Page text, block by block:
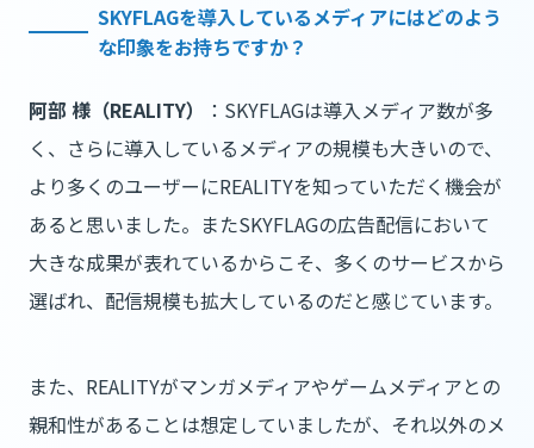
SKYFLAGを導入しているメディアにはどのよう
な印象をお持ちですか？
阿部 様（REALITY）
：SKYFLAGは導入メディア数が多
く、さらに導入しているメディアの規模も大きいので、
より多くのユーザーにREALITYを知っていただく機会が
あると思いました。またSKYFLAGの広告配信において
大きな成果が表れているからこそ、多くのサービスから
選ばれ、配信規模も拡大しているのだと感じています。
また、REALITYがマンガメディアやゲームメディアとの
親和性があることは想定していましたが、それ以外のメ